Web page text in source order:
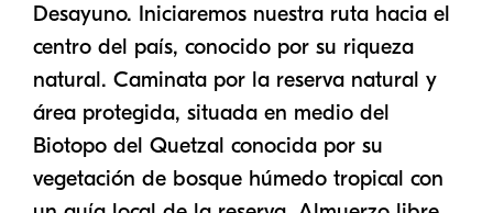
Desayuno. Iniciaremos nuestra ruta hacia el
centro del país, conocido por su riqueza
natural. Caminata por la reserva natural y
área protegida, situada en medio del
Biotopo del Quetzal conocida por su
vegetación de bosque húmedo tropical con